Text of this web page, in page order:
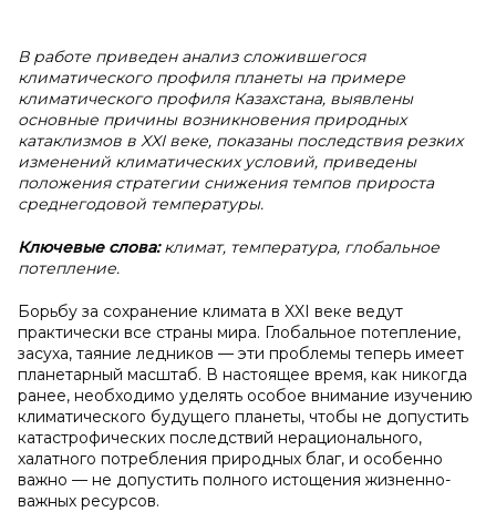
В работе приведен анализ сложившегося
климатического профиля планеты на примере
климатического профиля Казахстана, выявлены
основные причины возникновения природных
катаклизмов в XXI веке, показаны последствия резких
изменений климатических условий, приведены
положения стратегии снижения темпов прироста
среднегодовой температуры.
Ключевые слова:климат, температура, глобальное
потепление.
Борьбу за сохранение климата в XXI веке ведут
практически все страны мира. Глобальное потепление,
засуха, таяние ледников — эти проблемы теперь имеет
планетарный масштаб. В настоящее время, как никогда
ранее, необходимо уделять особое внимание изучению
климатического будущего планеты, чтобы не допустить
катастрофических последствий нерационального,
халатного потребления природных благ, и особенно
важно — не допустить полного истощения жизненно-
важных ресурсов.